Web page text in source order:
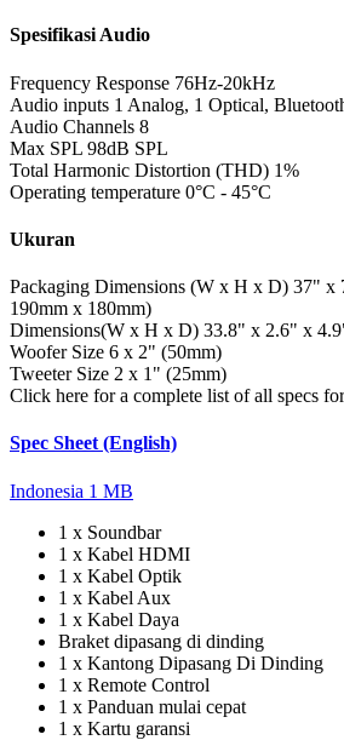
Spesifikasi Audio
Frequency Response 76Hz-20kHz
Audio inputs 1 Analog, 1 Optical,
Audio Channels 8
Max SPL 98dB SPL
Total Harmonic Distortion (THD) 1%
Operating temperature 0°C - 45°C
Ukuran
Packaging Dimensions (W x H x D) 37" x
190mm x 180mm)
Dimensions(W x H x D) 33.8" x 2.6" x
Woofer Size 6 x 2" (50mm)
Tweeter Size 2 x 1" (25mm)
Click here for a complete list of all specs
Spec Sheet (English)
Indonesia 1 MB
1 x Soundbar
1 x Kabel HDMI
1 x Kabel Optik
1 x Kabel Aux
1 x Kabel Daya
Braket dipasang di dinding
1 x Kantong Dipasang Di Dinding
1 x Remote Control
1 x Panduan mulai cepat
1 x Kartu garansi